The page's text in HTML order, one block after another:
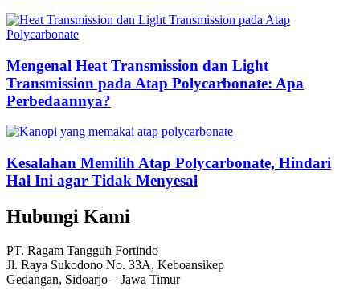
Mengenal Heat Transmission dan Light
Transmission pada Atap Polycarbonate: Apa
Perbedaannya?
Kesalahan Memilih Atap Polycarbonate, Hindari
Hal Ini agar Tidak Menyesal
Hubungi Kami
PT. Ragam Tangguh Fortindo
Jl. Raya Sukodono No. 33A, Keboansikep
Gedangan, Sidoarjo – Jawa Timur